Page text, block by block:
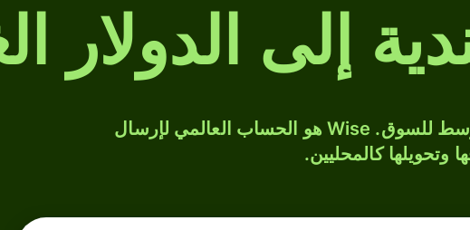
إلى الدولار
حوّل INR إلى GYD بسعر الصرف المتوسط للسوق. Wise هو الحساب العالمي لإرسال
وتحويلها كالمحليين.